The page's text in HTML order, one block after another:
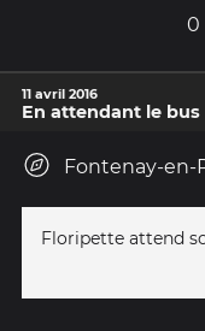
0
11 avril 2016
En attendant le bus
Fontenay-en-
Floripette attend